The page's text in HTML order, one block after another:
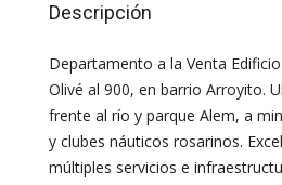
Descripción
Departamento a la Venta
Olivé al 900, en barrio Arroyito.
frente al río y parque Alem, a
y clubes náuticos rosarinos.
múltiples servicios e